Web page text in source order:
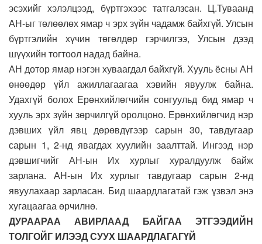
эсэхийг хэлэлцээд, бүртгэхээс татгалзсан. Ц.Туваанд
АН-ыг төлөөлөх ямар ч эрх зүйн чадамж байхгүй. Улсын
бүртгэлийн хүчин төгөлдөр гэрчилгээ, Улсын дээд
шүүхийн тогтоол надад байна.
АН дотор ямар нэгэн хуваагдал байхгүй. Хууль ёсны АН
өнөөдөр үйл ажиллагаагаа хэвийн явуулж байна.
Удахгүй болох Ерөнхийлөгчийн сонгуульд бид ямар ч
хууль эрх зүйн зөрчилгүй оролцоно. Ерөнхийлөгчид нэр
дэвших үйл явц дөрөвдүгээр сарын 30, тавдугаар
сарын 1, 2-нд явагдах хуулийн заалттай. Ингээд нэр
дэвшигчийг АН-ын Их хурлыг хуралдуулж байж
зарлана. АН-ын Их хурлыг тавдугаар сарын 2-нд
явуулахаар зарласан. Бид шаардлагатай гэж үзвэл энэ
хугацаагаа өрчилнө.
ДУРААРАА АВИРЛААД БАЙГАА ЭТГЭЭДИЙН
ТОЛГОЙГ ИЛЭЭД СУУХ ШААРДЛАГАГҮЙ